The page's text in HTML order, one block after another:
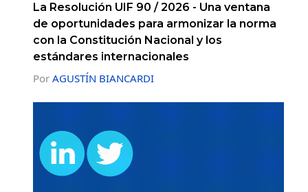
La Resolución UIF 90 / 2026 - Una ventana
de oportunidades para armonizar la norma
con la Constitución Nacional y los
estándares internacionales
Por AGUSTÍN BIANCARDI